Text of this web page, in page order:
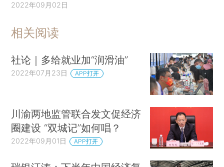
2022年09月02日
相关阅读
社论｜多给就业加“润滑油”
2022年07月23日 APP打开
川渝两地监管联合发文促经济
圈建设 “双城记”如何唱？
2022年09月01日 APP打开